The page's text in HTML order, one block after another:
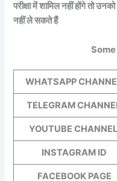
परीक्षा में शामिल नहीं होंगे तो
नहीं ले सकते हैं
WHATSAPP
TELEGRAM
YOUTUBE CHANNEL
INSTAGRAM ID
FACEBOOK PAGE